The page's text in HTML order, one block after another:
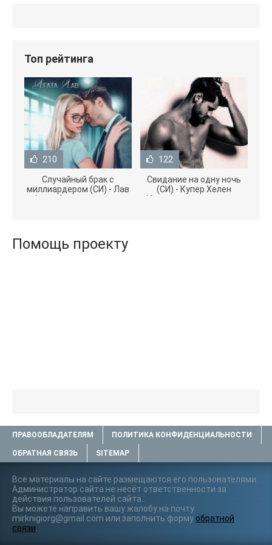
Топ рейтинга
210
Случайный брак с
миллиардером (СИ) - Лав
Агата (полная версия
122
Свидание на одну ночь
(СИ) - Купер Хелен
(бесплатные серии книг
Помощь проекту
ПРАВООБЛАДАТЕЛЯМ ПОЛИТИКА КОНФИДЕНЦИАЛЬНОСТИ
ОБРАТНАЯ СВЯЗЬ SITEMAP
Все материалы на сайте размещаются его пользователями.
Администратор сайта не несёт ответственности за
действия пользователей сайта..
Вы можете направить вашу жалобу на почту
mirknigiorg@gmail.com или заполнить форму обратной
связи.